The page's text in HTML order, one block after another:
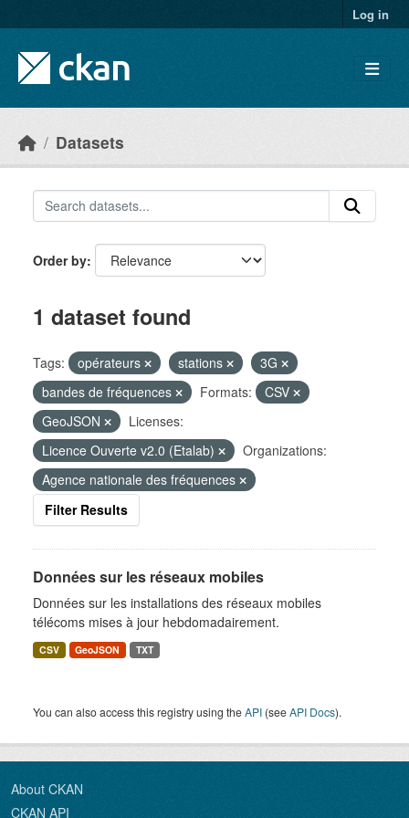
Log in
Datasets
Order by
1 dataset found
Tags: opérateurs stations
3G
bandes de fréquences
Formats:
CSV
GeoJSON
Licenses:
Licence Ouverte v2.0 (Etalab)
Organizations:
Agence nationale des fréquences
Filter Results
Données sur les réseaux mobiles
Données sur les installations des réseaux mobiles
télécoms mises à jour hebdomadairement.
CSV GeoJSON TXT
You can also access this registry using theAPI (seeAPI Docs).
About CKAN
CKAN API